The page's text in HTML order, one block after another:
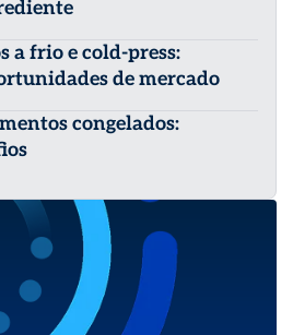
a frio e cold-press:
de mercado
congelados: